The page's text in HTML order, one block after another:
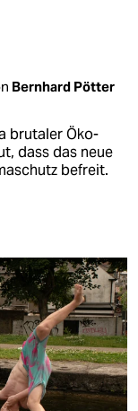
Bernhard Pötter
brutaler Öko-
dass das neue
befreit.